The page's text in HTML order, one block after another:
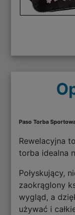
Paso Torba
Rewelacyjna
torba idealna
Połyskujący,
zaokrąglony
wygląd, a
używać i